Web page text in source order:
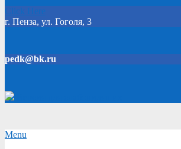
Click Here
г. Пенза, ул. Гоголя, 3
pedk@bk.ru
Secondary
Menu